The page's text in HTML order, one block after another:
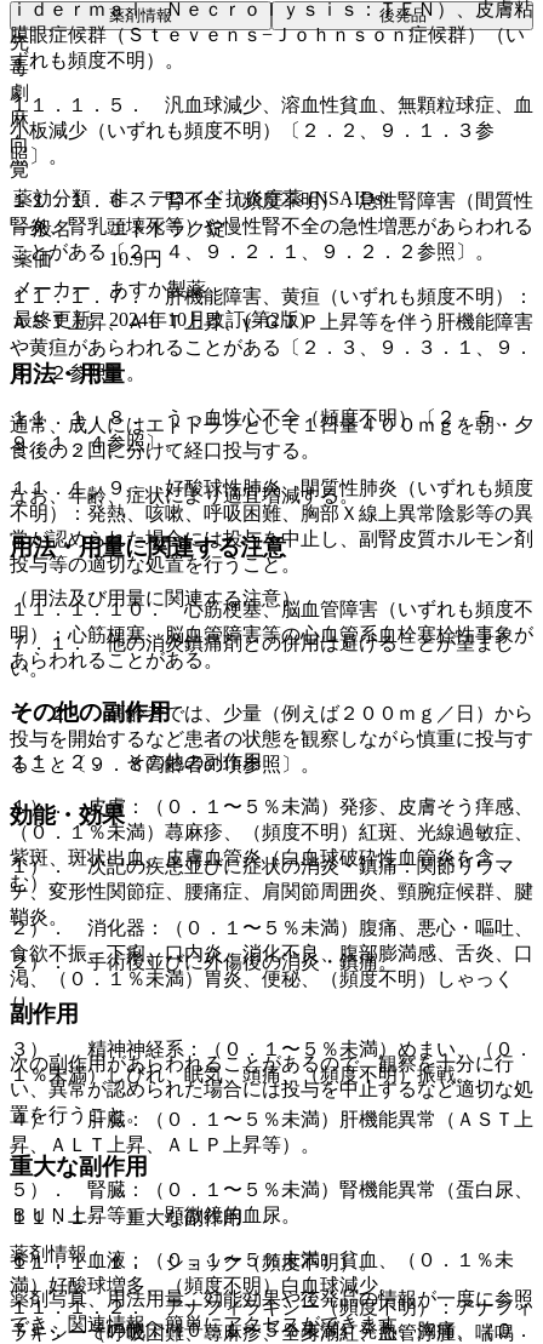
ｉｄｅｒｍａｌ Ｎｅｃｒｏｌｙｓｉｓ：ＴＥＮ）、皮膚粘
膜眼症候群（Ｓｔｅｖｅｎｓ−Ｊｏｈｎｓｏｎ症候群）（い
ずれも頻度不明）。
１１．１．５． 汎血球減少、溶血性貧血、無顆粒球症、血
小板減少（いずれも頻度不明）〔２．２、９．１．３参
照〕。
１１．１．６． 腎不全（頻度不明）：急性腎障害（間質性
腎炎、腎乳頭壊死等）や慢性腎不全の急性増悪があらわれる
ことがある〔２．４、９．２．１、９．２．２参照〕。
１１．１．７． 肝機能障害、黄疸（いずれも頻度不明）：
ＡＳＴ上昇、ＡＬＴ上昇、γ−ＧＴＰ上昇等を伴う肝機能障害
や黄疸があらわれることがある〔２．３、９．３．１、９．
３．２参照〕。
１１．１．８． うっ血性心不全（頻度不明）〔２．５、
９．１．４参照〕。
１１．１．９． 好酸球性肺炎、間質性肺炎（いずれも頻度
不明）：発熱、咳嗽、呼吸困難、胸部Ｘ線上異常陰影等の異
常が認められた場合には投与を中止し、副腎皮質ホルモン剤
投与等の適切な処置を行うこと。
１１．１．１０． 心筋梗塞、脳血管障害（いずれも頻度不
明）：心筋梗塞、脳血管障害等の心血管系血栓塞栓性事象が
あらわれることがある。
その他の副作用
１１．２． その他の副作用
１）． 皮膚：（０．１〜５％未満）発疹、皮膚そう痒感、
（０．１％未満）蕁麻疹、（頻度不明）紅斑、光線過敏症、
紫斑、斑状出血、皮膚血管炎（白血球破砕性血管炎を含
む）。
２）． 消化器：（０．１〜５％未満）腹痛、悪心・嘔吐、
食欲不振、下痢、口内炎、消化不良、腹部膨満感、舌炎、口
渇、（０．１％未満）胃炎、便秘、（頻度不明）しゃっく
り。
３）． 精神神経系：（０．１〜５％未満）めまい、（０．
１％未満）しびれ、眠気、頭痛、（頻度不明）振戦。
４）． 肝臓：（０．１〜５％未満）肝機能異常（ＡＳＴ上
昇、ＡＬＴ上昇、ＡＬＰ上昇等）。
５）． 腎臓：（０．１〜５％未満）腎機能異常（蛋白尿、
ＢＵＮ上昇等）、顕微鏡的血尿。
６）． 血液：（０．１〜５％未満）貧血、（０．１％未
満）好酸球増多、（頻度不明）白血球減少。
７）． その他：（０．１〜５％未満）発熱、胸痛、（０．
薬剤情報 後発品
先
毒
劇
麻
向
覚
薬効分類
非ステロイド抗炎症薬 (NSAIDs)
一般名
エトドラク錠
薬価
10.9円
メーカー
あすか製薬
最終更新
2024年10月改訂(第2版)
用法・用量
通常、成人にはエトドラクとして１日量４００ｍｇを朝・夕
食後の２回に分けて経口投与する。
なお、年齢、症状により適宜増減する。
用法・用量に関連する注意
（用法及び用量に関連する注意）
７．１． 他の消炎鎮痛剤との併用は避けることが望まし
い。
７．２． 高齢者では、少量（例えば２００ｍｇ／日）から
投与を開始するなど患者の状態を観察しながら慎重に投与す
ること〔９．８高齢者の項参照〕。
効能・効果
１）． 次記の疾患並びに症状の消炎・鎮痛：関節リウマ
チ、変形性関節症、腰痛症、肩関節周囲炎、頸腕症候群、腱
鞘炎。
２）． 手術後並びに外傷後の消炎・鎮痛。
副作用
次の副作用があらわれることがあるので、観察を十分に行
い、異常が認められた場合には投与を中止するなど適切な処
置を行うこと。
重大な副作用
１１．１． 重大な副作用
１１．１．１． ショック（頻度不明）。
１１．１．２． アナフィラキシー（頻度不明）：アナフィ
ラキシー（呼吸困難、蕁麻疹、全身潮紅、血管浮腫、喘鳴
薬剤情報
薬剤写真、用法用量、効能効果や後発品の情報が一度に参照
でき、関連情報へ簡単にアクセスができます。